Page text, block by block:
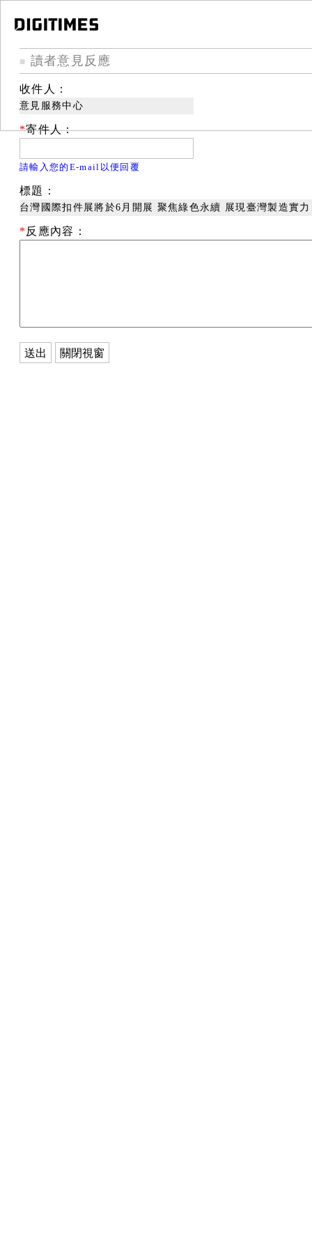
■ 讀者意見反應
收件人：
意見服務中心
*寄件人：
請輸入您的E-mail以便回覆
標題：
台灣國際扣件展將於6月開展 聚焦綠色永續 展現臺灣製造實力
* 反應內容：